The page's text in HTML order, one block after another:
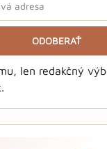
ODOBERAŤ
len redakčný